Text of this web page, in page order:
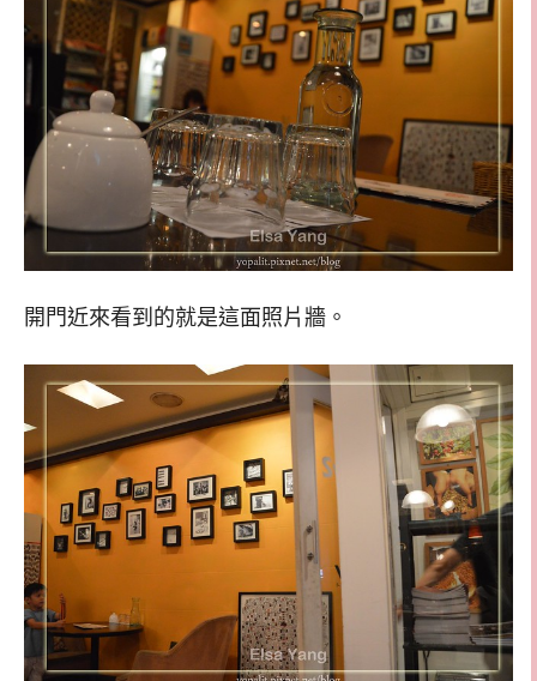
開門近來看到的就是這面照片牆。